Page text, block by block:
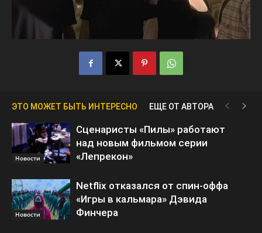
ЭТО МОЖЕТ БЫТЬ ИНТЕРЕСНО ЕЩЕ ОТ АВТОРА
Новости
Сценаристы «Пилы» работают
над новым фильмом серии
«Лепрекон»
Новости
Netflix отказался от спин-оффа
«Игры в кальмара» Дэвида
Финчера